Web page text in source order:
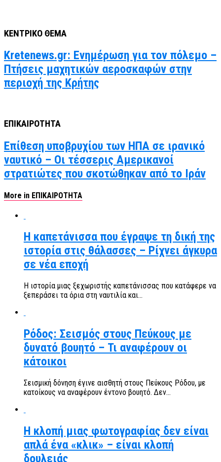
ΚΕΝΤΡΙΚΟ ΘΕΜΑ
Kretenews.gr: Ενημέρωση για τον πόλεμο –
Πτήσεις μαχητικών αεροσκαφών στην
περιοχή της Κρήτης
ΕΠΙΚΑΙΡΟΤΗΤΑ
Επίθεση υποβρυχίου των ΗΠΑ σε ιρανικό
ναυτικό – Οι τέσσερις Αμερικανοί
στρατιώτες που σκοτώθηκαν από το Ιράν
More in ΕΠΙΚΑΙΡΟΤΗΤΑ
Η καπετάνισσα που έγραψε τη δική της
ιστορία στις θάλασσες – Ρίχνει άγκυρα
σε νέα εποχή
Η ιστορία μιας ξεχωριστής καπετάνισσας που κατάφερε να
ξεπεράσει τα όρια στη ναυτιλία και...
Ρόδος: Σεισμός στους Πεύκους με
δυνατό βουητό – Τι αναφέρουν οι
κάτοικοι
Σεισμική δόνηση έγινε αισθητή στους Πεύκους Ρόδου, με
κατοίκους να αναφέρουν έντονο βουητό. Δεν...
Η κλοπή μιας φωτογραφίας δεν είναι
απλά ένα «κλικ» – είναι κλοπή
δουλειάς